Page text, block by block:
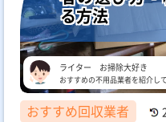
る方法
ライター お掃除大好き
おすすめの不用品業者を紹介し
おすすめ回収業者